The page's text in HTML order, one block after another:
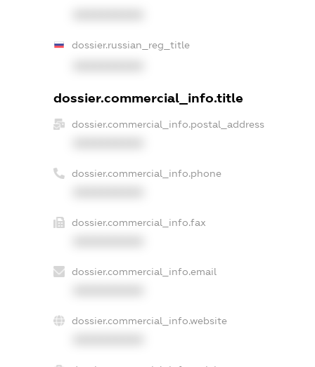
dossier.russian_reg_title
dossier.commercial_info.title
dossier.commercial_info.postal_address
dossier.commercial_info.phone
dossier.commercial_info.fax
dossier.commercial_info.email
dossier.commercial_info.website